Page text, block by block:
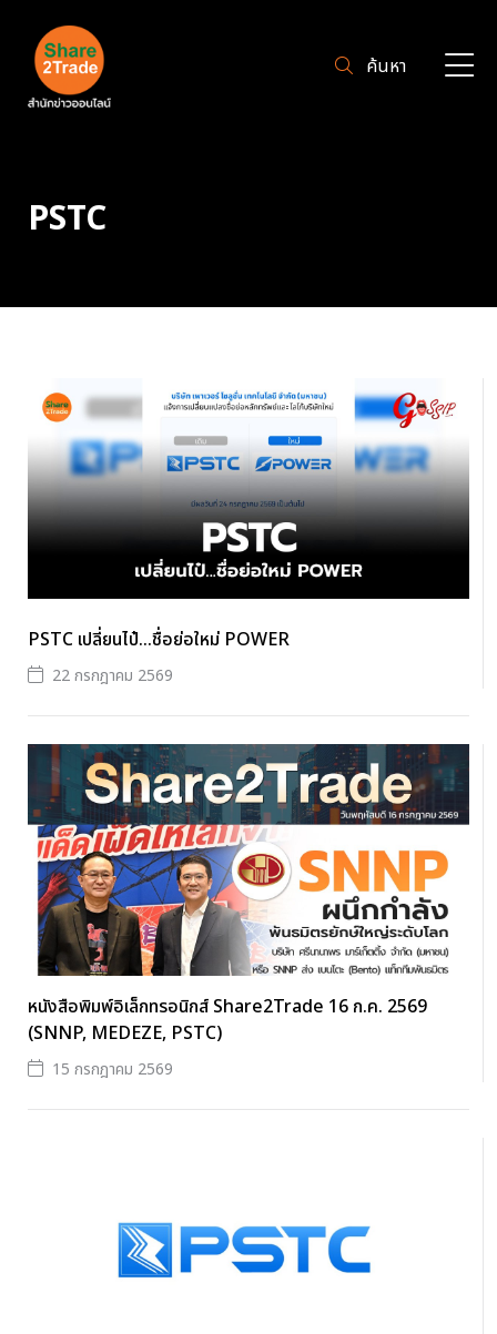
ค้นหา
PSTC
PSTC เปลี่ยนไป๋...ชื่อย่อใหม่ POWER
22 กรกฎาคม 2569
หนังสือพิมพ์อิเล็กทรอนิกส์ Share2Trade 16 ก.ค. 2569
(SNNP, MEDEZE, PSTC)
15 กรกฎาคม 2569